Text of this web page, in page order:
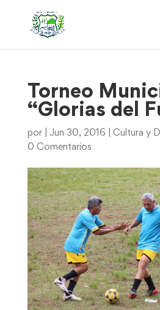
Torneo
“Glorias del
por Jun 30, 2016 Cultura y
0 Comentarios